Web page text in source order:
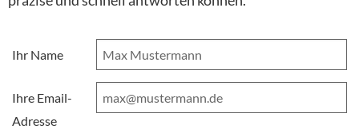
Ihr Name
Ihre Email-
Adresse